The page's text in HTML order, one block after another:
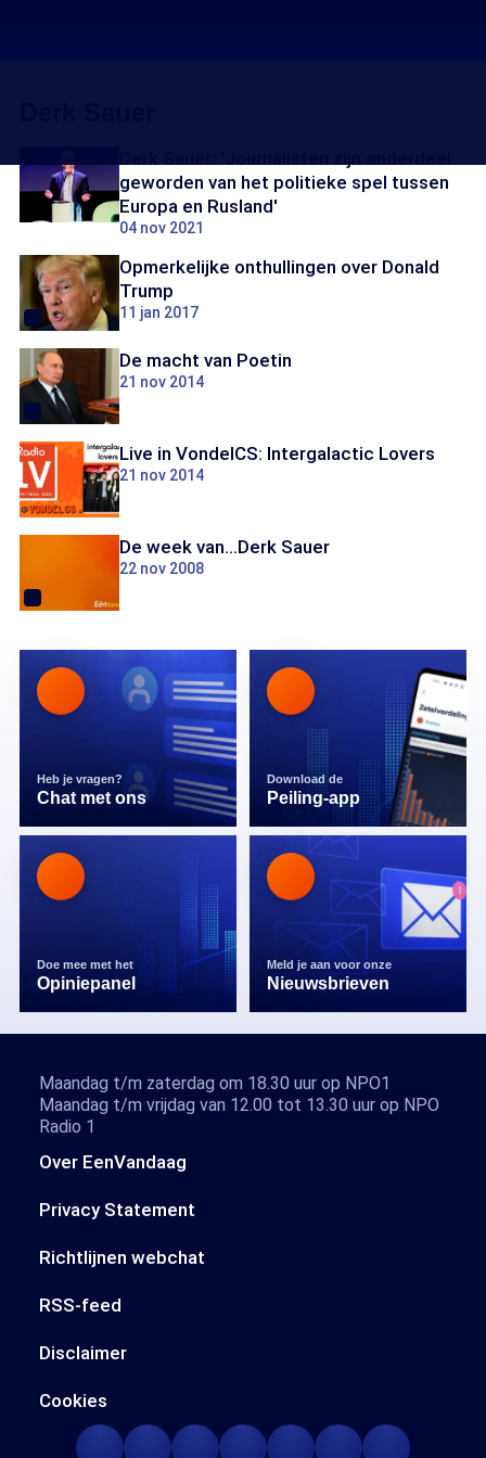
geworden van het politieke spel tussen
Europa en Rusland'
04 nov 2021
Opmerkelijke onthullingen over Donald
Trump
11 jan 2017
De macht van Poetin
21 nov 2014
Live in VondelCS: Intergalactic Lovers
21 nov 2014
De week van...Derk Sauer
22 nov 2008
Heb je vragen?
Chat met ons
Download de
Peiling-app
Doe mee met het
Opiniepanel
Meld je aan voor onze
Nieuwsbrieven
Over EenVandaag
Privacy Statement
Richtlijnen webchat
RSS-feed
Disclaimer
Cookies
Maandag t/m zaterdag om 18.30 uur op NPO1
Maandag t/m vrijdag van 12.00 tot 13.30 uur op NPO
Radio 1